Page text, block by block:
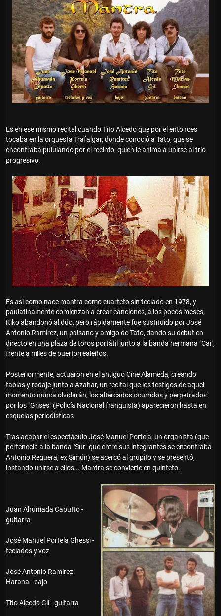
Es en ese mismo recital cuando Tito Alcedo que por el entonces
tocaba en la orquesta Trafalgar, donde conoció a Tato, que se
encontraba pululando por el recinto, quien le anima a unirse al trío
progresivo.
Es así como nace mantra como cuarteto sin teclado en 1978, y
paulatinamente comienzan a crear canciones, a los pocos meses,
Kiko abandonó al dúo, pero rápidamente fue sustituido por José
Antonio Ramírez, un paisano y amigo de Tato, dando su debut en
directo en una plaza de toros portátil junto a la banda hermana "Cai",
frente a miles de puertorrealeños.
Posteriormente, actuaron en el antiguo Cine Alameda, creando
tablas y rodaje junto a Azahar, un recital que los testigos de aquel
momento nunca olvidarán, los altercados ocurridos y perpetrados
por los "Grises" (Policía Nacional franquista) aparecieron hasta en
esquelas periodísticas.
Tras acabar el espectáculo José Manuel Portela, un organista (que
pertenecía a la banda "Sur" que entre sus integrantes se encontraba
Antonio Reguera, ex Simún) se acercó al grupito y se presentó,
instando unirse a ellos... Mantra se convierte en quinteto.
Juan Ahumada Caputto -
guitarra
José Manuel Portela Ghessi -
teclados y voz
José Antonio Ramírez
Harana - bajo
Tito Alcedo Gil - guitarra